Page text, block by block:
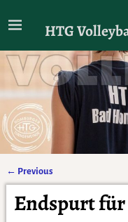
HTG
Artikelnavigation
← Previous
Endspurt